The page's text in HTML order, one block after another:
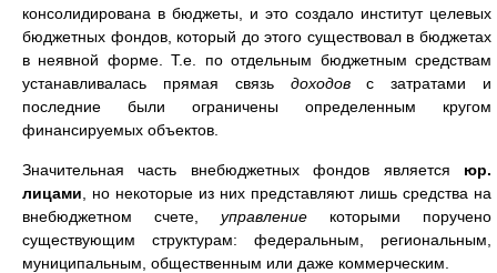
консолидирована в бюджеты, и это создало институт целевых
бюджетных фондов, который до этого существовал в бюджетах
в неявной форме. Т.е. по отдельным бюджетным средствам
устанавливалась прямая связь доходовс затратами и
последние были ограничены определенным кругом
финансируемых объектов.
Значительная часть внебюджетных фондов является юр.
лицами , но некоторые из них представляют лишь средства на
внебюджетном счете, управление которыми поручено
существующим структурам: федеральным, региональным,
муниципальным, общественным или даже коммерческим.